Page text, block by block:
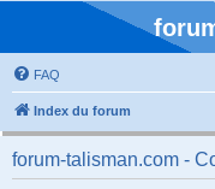
FAQ
Index du forum
forum-talisman.com -